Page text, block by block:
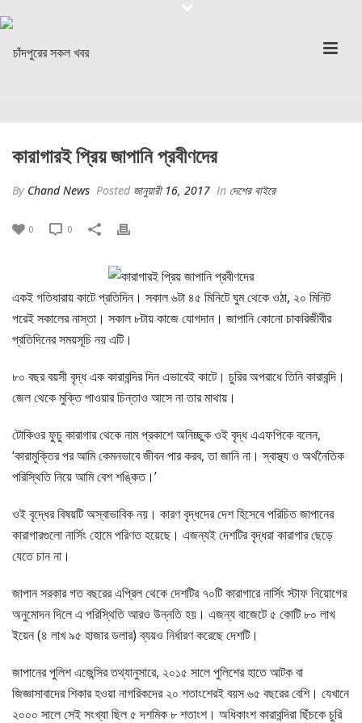
কারাগারই প্রিয় জাপানি প্রবীণদের
By Chand News Posted জানুয়ারী 16, 2017 In দেশের বাইরে
0 0
একই গতিধারায় কাটে প্রতিদিন। সকাল ৬টা ৪৫ মিনিটে ঘুম থেকে ওঠা, ২০ মিনিট
পরেই সকালের নাস্তা। সকাল ৮টায় কাজে যোগদান। জাপানি কোনো চাকরিজীবীর
প্রতিদিনের সময়সূচি নয় এটি।
৮০ বছর বয়সী বৃদ্ধ এক কারাবন্দির দিন এভাবেই কাটে। চুরির অপরাধে তিনি কারাবন্দি।
জেল থেকে মুক্তি পাওয়ার চিন্তাও আসে না তার মাথায়।
টোকিওর ফুচু কারাগার থেকে নাম প্রকাশে অনিচ্ছুক ওই বৃদ্ধ এএফপিকে বলেন,
‘কারামুক্তির পর আমি কেমনভাবে জীবন পার করব, তা জানি না। স্বাস্থ্য ও অর্থনৈতিক
পরিস্থিতি নিয়ে আমি বেশ শঙ্কিত।’
ওই বৃদ্ধের বিষয়টি অস্বাভাবিক নয়। কারণ বৃদ্ধদের দেশ হিসেবে পরিচিত জাপানের
কারাগারগুলো নার্সিং হোমে পরিণত হয়েছে। এজন্যই দেশটির বৃদ্ধরা কারাগার ছেড়ে
যেতে চান না।
জাপান সরকার গত বছরের এপ্রিল থেকে দেশটির ৭০টি কারাগারে নার্সিং স্টাফ নিয়োগের
অনুমোদন দিলে এ পরিস্থিতি আরও উন্নতি হয়। এজন্য বাজেটে ৫ কোটি ৮০ লাখ
ইয়েন (৪ লাখ ৯৫ হাজার ডলার) ব্যয়ও নির্ধারণ করেছে দেশটি।
জাপানের পুলিশ এজেন্সির তথ্যানুসারে, ২০১৫ সালে পুলিশের হাতে আটক বা
জিজ্ঞাসাবাদের শিকার হওয়া নাগরিকদের ২০ শতাংশেরই বয়স ৬৫ বছরের বেশি। যেখানে
২০০০ সালে সেই সংখ্যা ছিল ৫ দশমিক ৮ শতাংশ। অধিকাংশ কারাবন্দিরা ছিঁচকে চুরি